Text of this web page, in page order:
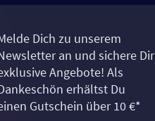
Dich zu unserem
an und sichere Dir
Angebote! Als
erhältst Du
Gutschein über 10 €*